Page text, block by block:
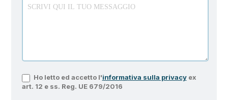
Ho letto ed accetto l'informativa sulla privacyex
art. 12 e ss. Reg. UE 679/2016